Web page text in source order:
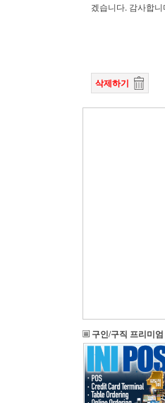
겠습니다. 감사합니
삭제하기
구인/구직 프리미